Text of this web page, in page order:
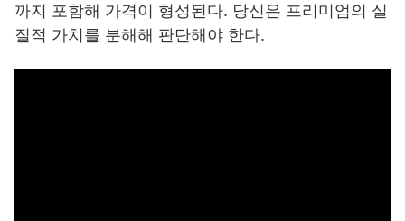
까지 포함해 가격이 형성된다. 당신은 프리미엄의 실
질적 가치를 분해해 판단해야 한다.